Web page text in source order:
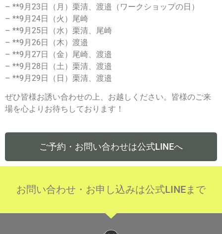
– **9月23日（月）栗清、渡邉（ワークショップの日）
– **9月24日（火）尾崎
– **9月25日（水）栗清、尾崎
– **9月26日（木）渡邉
– **9月27日（金）尾崎、渡邉
– **9月28日（土）栗清、渡邉
– **9月29日（日）栗清、渡邉
ぜひ皆様お誘い合わせの上、お越しください。皆様のご来
場を心よりお待ちしております！
ご予約・お問い合わせは公式LINEへ
お問い合わせ・お申し込みは公式LINEまで